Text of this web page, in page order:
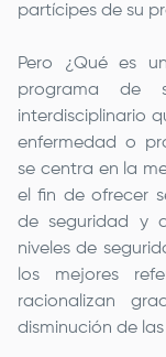
partícipes de su
Pero ¿Qué es
programa de
interdisciplinario
enfermedad o
se centra en la
el fin de ofrecer
de seguridad y
niveles de
los mejores
racionalizan
disminución de